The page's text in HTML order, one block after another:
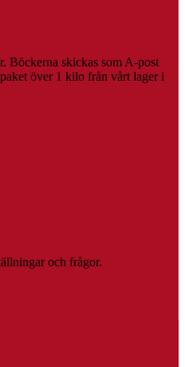
Böckerna skickas som A-post
över 1 kilo från vårt lager i
och frågor.